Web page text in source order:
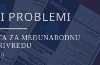
PROBLEMI
ZA MEĐUNARODNU